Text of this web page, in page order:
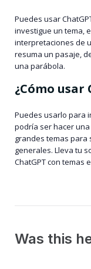
Puedes usar
investigue un tema,
interpretaciones de
resuma un pasaje,
una parábola.
¿Cómo
Puedes usarlo para
podría ser hacer una
grandes temas para
generales. Lleva tu
ChatGPT con temas
Was this